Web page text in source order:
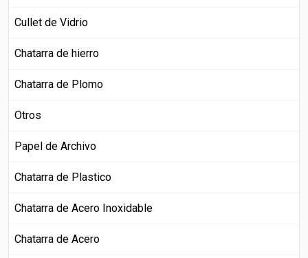
Cullet de Vidrio
Chatarra de hierro
Chatarra de Plomo
Otros
Papel de Archivo
Chatarra de Plastico
Chatarra de Acero Inoxidable
Chatarra de Acero